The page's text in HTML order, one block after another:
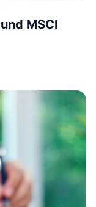
MSCI